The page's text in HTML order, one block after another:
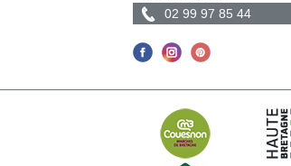
02 99 97 85 44